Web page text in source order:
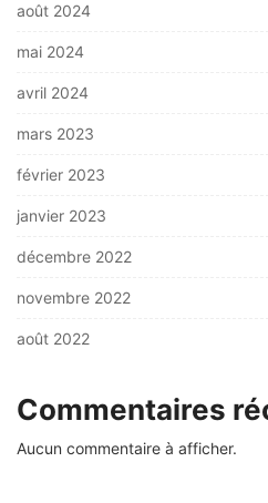
août 2024
mai 2024
avril 2024
mars 2023
février 2023
janvier 2023
décembre 2022
novembre 2022
août 2022
Commentaires
Aucun commentaire à afficher.